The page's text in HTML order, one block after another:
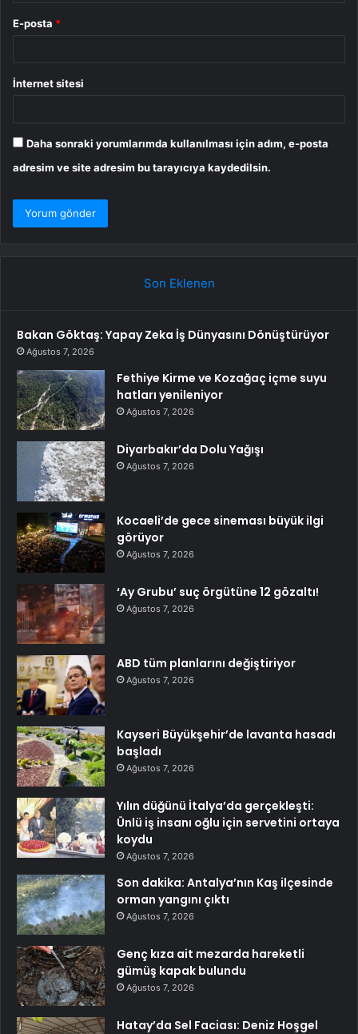
E-posta *
İnternet sitesi
Daha sonraki yorumlarımda kullanılması için adım, e-posta
adresim ve site adresim bu tarayıcıya kaydedilsin.
Son Eklenen
Bakan Göktaş: Yapay Zeka İş Dünyasını Dönüştürüyor
Ağustos 7, 2026
Fethiye Kirme ve Kozağaç içme suyu
hatları yenileniyor
Ağustos 7, 2026
Diyarbakır’da Dolu Yağışı
Ağustos 7, 2026
Kocaeli’de gece sineması büyük ilgi
görüyor
Ağustos 7, 2026
‘Ay Grubu’ suç örgütüne 12 gözaltı!
Ağustos 7, 2026
ABD tüm planlarını değiştiriyor
Ağustos 7, 2026
Kayseri Büyükşehir’de lavanta hasadı
başladı
Ağustos 7, 2026
Yılın düğünü İtalya’da gerçekleşti:
Ünlü iş insanı oğlu için servetini ortaya
koydu
Ağustos 7, 2026
Son dakika: Antalya’nın Kaş ilçesinde
orman yangını çıktı
Ağustos 7, 2026
Genç kıza ait mezarda hareketli
gümüş kapak bulundu
Ağustos 7, 2026
Hatay’da Sel Faciası: Deniz Hoşgel